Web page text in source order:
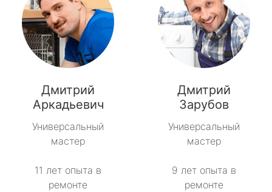
Дмитрий
Аркадьевич
Универсальный
мастер
11 лет опыта в
ремонте
Дмитрий
Зарубов
Универсальный
мастер
9 лет опыта в
ремонте